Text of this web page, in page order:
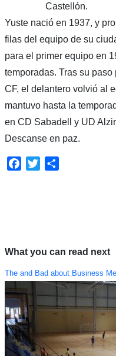
Castellón.
Yuste nació en 1937, y
filas del equipo de su
para el primer equipo en
temporadas. Tras su
CF, el delantero volvió al
mantuvo hasta la
en CD Sabadell y UD
Descanse en paz.
Facebook
Twitter
What you can read next
The and Bad about Business